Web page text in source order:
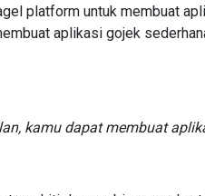
platform untuk membuat
aplikasi gojek
kamu dapat membuat